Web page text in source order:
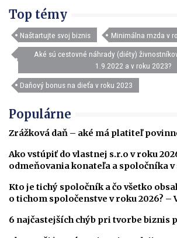
Top témy
Naštartujte svoj biznis Minimálna mzda v
Aké sú cestovné náhrady (diéty)
1.9.2022 a v roku 2023?
Daňový bonus na dieťa v roku 2023
Populárne
Zrážková daň – aké má platiteľ
Ako vstúpiť do vlastnej s.r.o v roku
odmeňovania konateľa a spoločníka v
Kto je tichý spoločník a čo všetko
o tichom spoločenstve v roku 2026? –
6 najčastejších chýb pri tvorbe biznis